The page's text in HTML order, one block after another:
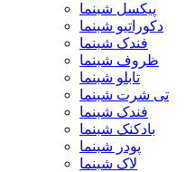
پیکسل شبنما
دکوراتیو شبنما
فندک شبنما
ظروف شبنما
تابلو شبنما
تی شرت شبنما
فندک شبنما
بادکنک شبنما
پودر شبنما
لاک شبنما